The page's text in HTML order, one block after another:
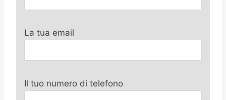
La tua email
Il tuo numero di telefono